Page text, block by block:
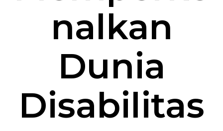
nalkan
Dunia
Disabilitas